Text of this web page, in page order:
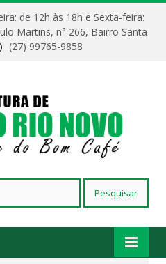
de 12h às 18h e Sexta-feira:
Martins, n° 266, Bairro Santa
(27) 99765-9858